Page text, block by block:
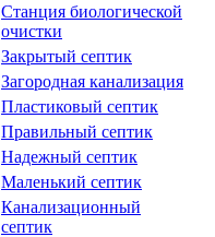
Станция биологической
очистки
Закрытый септик
Загородная канализация
Пластиковый септик
Правильный септик
Надежный септик
Маленький септик
Канализационный
септик